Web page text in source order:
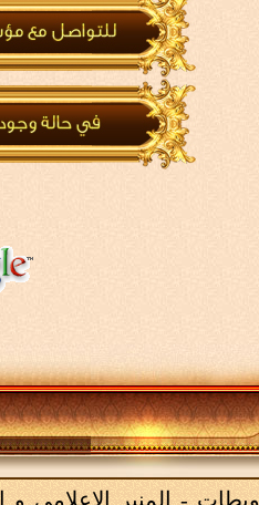
- المنبر الاعلامي